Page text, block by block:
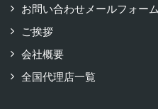
お問い合わせメールフォーム
ご挨拶
会社概要
全国代理店一覧